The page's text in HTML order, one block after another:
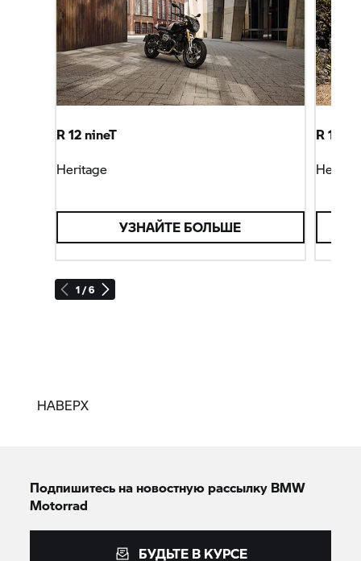
1 / 6
R 12 nineT
Heritage
УЗНАЙТЕ БОЛЬШЕ
R 12
НАВЕРХ
Подпишитесь на новостную рассылку BMW
Motorrad
БУДЬТЕ В КУРСЕ